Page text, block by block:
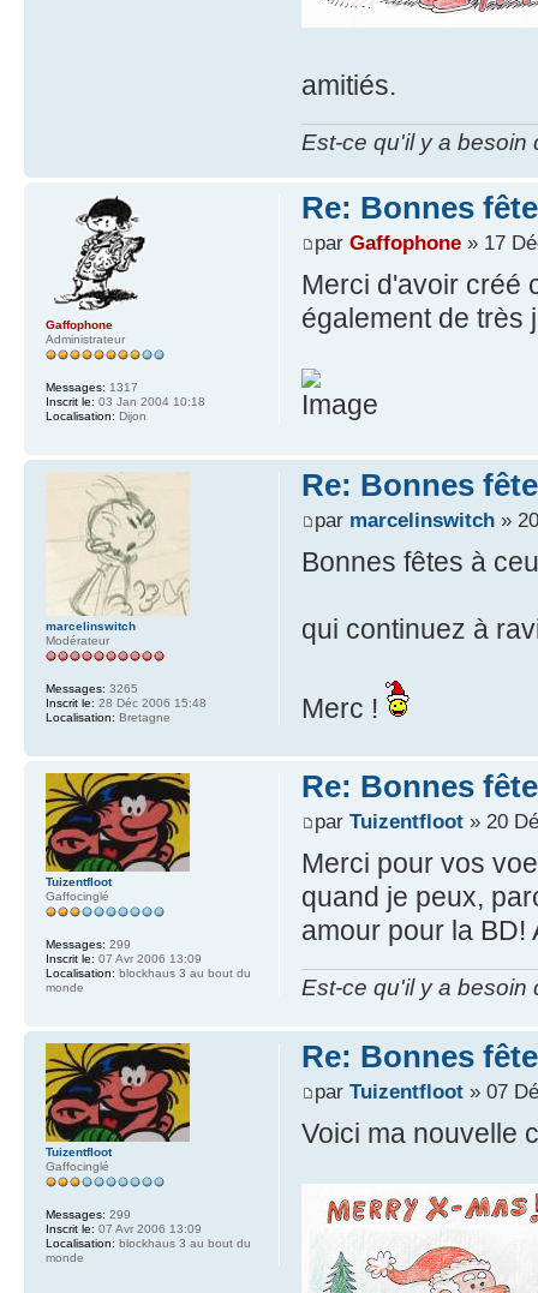
amitiés.
Est-ce qu'il y a besoin
Re: Bonnes
par Gaffophone» 17
Merci d'avoir créé
également de très
Gaffophone
Administrateur
Messages: 1317
Inscrit le: 03 Jan 2004 10:18
Localisation: Dijon
Re: Bonnes
par marcelinswitch»
Bonnes fêtes à
qui continuez à
Merc !
marcelinswitch
Modérateur
Messages: 3265
Inscrit le: 28 Déc 2006 15:48
Localisation: Bretagne
Re: Bonnes
par Tuizentfloot» 20
Merci pour vos
quand je peux,
amour pour la BD!
Est-ce qu'il y a besoin
Tuizentfloot
Gaffocinglé
Messages: 299
Inscrit le: 07 Avr 2006 13:09
Localisation: blockhaus 3 au bout du
monde
Re: Bonnes
par Tuizentfloot» 07
Voici ma nouvelle
Tuizentfloot
Gaffocinglé
Messages: 299
Inscrit le: 07 Avr 2006 13:09
Localisation: blockhaus 3 au bout du
monde